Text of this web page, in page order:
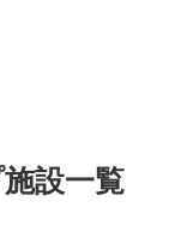
設一覧